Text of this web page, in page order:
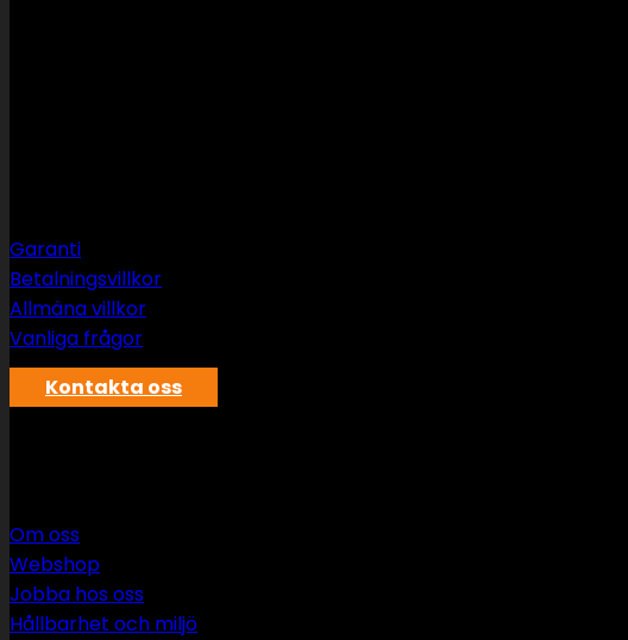
Garanti
Betalningsvillkor
Allmäna villkor
Vanliga frågor
Kontakta oss
Om oss
Webshop
Jobba hos oss
Hållbarhet och miljö